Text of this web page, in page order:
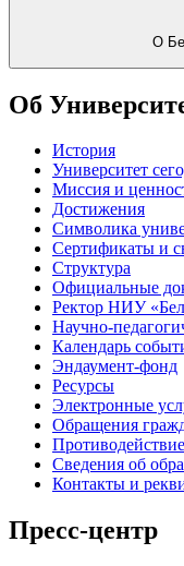
О
Об
История
Университет
Миссия и
Достижения
Символика
Сертификаты и
Структура
Официальные
Ректор НИУ
Научно-
Календарь
Эндаумент-фонд
Ресурсы
Электронные
Обращения
Сведения об
Контакты и
Пресс-центр